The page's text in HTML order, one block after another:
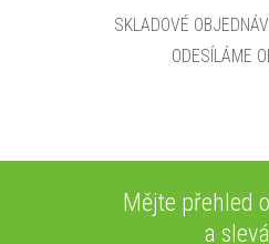
SKLADOVÉ
ODESÍLÁME
Mějte přehled
a